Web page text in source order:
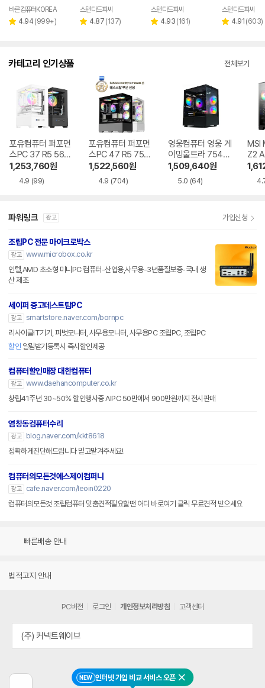
NEW 인터넷 가입 비교 서비스 오픈 닫기
바른컴퓨터KOREA
별 4.94 리
(999+)
스탠다드피씨
별 4.87 리
(137)
스탠다드피씨
별 4.93 리
(161)
스탠다드피씨
별 4.91 리
(603)
카테고리 인기상품 전체보기
포유컴퓨터 퍼포먼
스PC 37 R5 5600
RTX5060
1,253,760원
4.9 (99)
포유컴퓨터 퍼포먼
스PC 47 R5 7500
F RTX5060Ti
1,522,560원
4.9 (704)
영웅컴퓨터 영웅 게
이밍울트라 7546
GT R5 7500F RT
X5060Ti
1,509,640원
5.0 (64)
MSI
Z2
R5-
파워링크 광고 가입신청
조립PC 전문 마이크로박스
광고 www.microbox.co.kr
인텔,AMD 초소형 미니PC 컴퓨터-산업용,사무용-3년품질보증-국내 생
산 제조
세이퍼 중고데스트탑PC
광고 smartstore.naver.com/bornpc
리사이클IT기기, 피벗모니터, 사무용모니터, 사무용PC 조립PC, 조립PC
할인 알림받기등록시 즉시할인제공
컴퓨터할인매장 대한컴퓨터
광고 www.daehancomputer.co.kr
창립41주년 30~50% 할인행사중 AIPC 50만에서 900만원까지 전시판매
염창동컴퓨터수리
광고
blog.naver.com/kkt8618
정확하게진단해드립니다 믿고맡겨주세요!
컴퓨터의모든것에스제이컴퍼니
광고
cafe.naver.com/leoin0220
컴퓨터의모든것 조립컴퓨터 맞춤견적필요할땐 어디 바로여기 클릭 무료견적 받으세요
빠른배송 안내
법적고지 안내
PC버전 로그인 개인정보처리방침 고객센터
(주) 커넥트웨이브